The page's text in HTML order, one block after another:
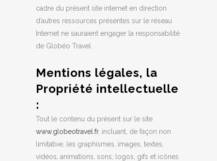
cadre du présent site internet en direction
d’autres ressources présentes sur le réseau
Internet ne sauraient engager la responsabilité
de Globéo Travel.
Mentions légales, la
Propriété intellectuelle
:
Tout le contenu du présent sur le site
www.globeotravel.fr, incluant, de façon non
limitative, les graphismes, images, textes,
vidéos, animations, sons, logos, gifs et icônes